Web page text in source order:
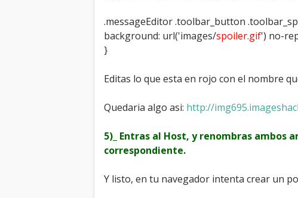
.messageEditor .toolbar_button
background: url('images/spoiler.gif') no-
}
Editas lo que esta en rojo con el nombre
Quedaria algo asi: http://
5)_ Entras al Host, y renombras ambos
correspondiente.
Y listo, en tu navegador intenta crear un